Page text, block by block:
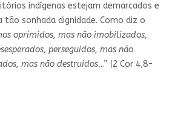
indígenas estejam demarcados e
tão sonhada dignidade. Como diz o
oprimidos, mas não imobilizados,
perseguidos, mas não
mas não destruídos...” (2 Cor 4,8-